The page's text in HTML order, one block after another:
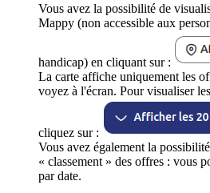
Vous avez la possibilité de
Mappy (non accessible aux
handicap) en cliquant sur :
La carte affiche uniquement les
voyez à l'écran. Pour visualiser
cliquez sur :
Vous avez également la
« classement » des offres : vous
par date.